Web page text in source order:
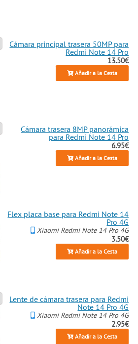
Cámara principal trasera 50MP para
Redmi Note 14 Pro
13.50€
Añadir a la Cesta
Cámara trasera 8MP panorámica
para Redmi Note 14 Pro
6.95€
Añadir a la Cesta
Flex placa base para Redmi Note 14
Pro 4G
Xiaomi Redmi Note 14 Pro 4G
3.50€
Añadir a la Cesta
Lente de cámara trasera para Redmi
Note 14 Pro 4G
Xiaomi Redmi Note 14 Pro 4G
2.95€
Añadir a la Cesta